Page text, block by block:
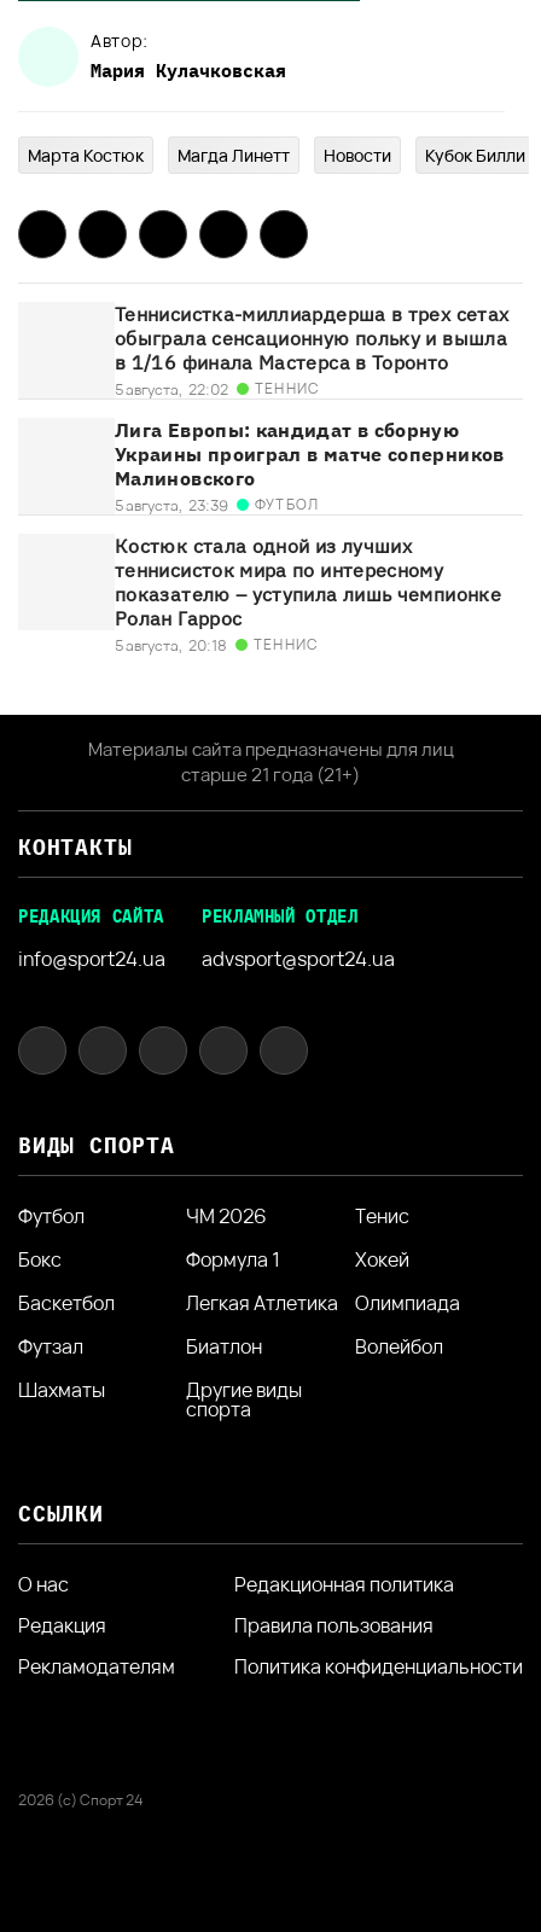
Автор:
Мария Кулачковская
Марта Костюк Магда Линетт Новости Кубок Билли
Теннисистка-миллиардерша в трех сетах
обыграла сенсационную польку и вышла
в 1/16 финала Мастерса в Торонто
5 августа, 22:02 ТЕННИС
Лига Европы: кандидат в сборную
Украины проиграл в матче соперников
Малиновского
5 августа, 23:39 ФУТБОЛ
Костюк стала одной из лучших
теннисисток мира по интересному
показателю – уступила лишь чемпионке
Ролан Гаррос
5 августа, 20:18 ТЕННИС
Материалы сайта предназначены для лиц
старше 21 года (21+)
КОНТАКТЫ
РЕДАКЦИЯ САЙТА
info@sport24.ua
РЕКЛАМНЫЙ ОТДЕЛ
advsport@sport24.ua
ВИДЫ СПОРТА
Футбол ЧМ 2026
Тенис
Бокс
Формула 1
Хокей
Баскетбол
Легкая Атлетика
Олимпиада
Футзал
Биатлон
Волейбол
Шахматы
Другие виды
спорта
ССЫЛКИ
О нас
Редакция
Рекламодателям
Редакционная политика
Правила пользования
Политика конфиденциальности
2026 (с) Спорт 24